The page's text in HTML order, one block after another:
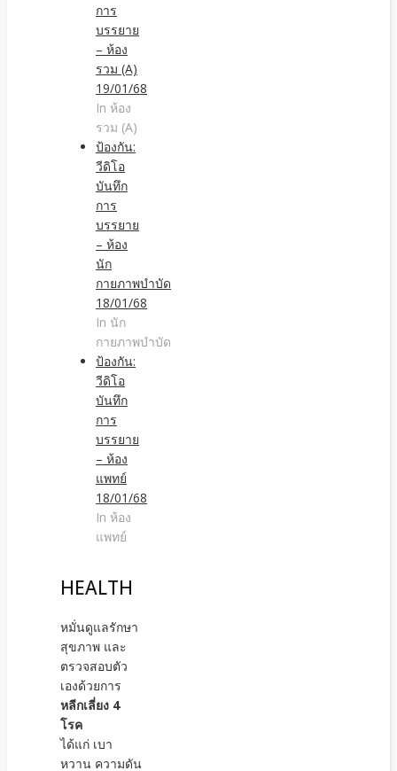
การ
บรรยาย
– ห้อง
รวม (A)
19/01/68
In ห้อง
รวม (A)
ป้องกัน:
วีดิโอ
บันทึก
การ
บรรยาย
– ห้อง
นัก
กายภาพบำบัด
18/01/68
In นัก
กายภาพบำบัด
ป้องกัน:
วีดิโอ
บันทึก
การ
บรรยาย
– ห้อง
แพทย์
18/01/68
In ห้อง
แพทย์
HEALTH
หมั่นดูแลรักษา
สุขภาพ และ
ตรวจสอบตัว
เองด้วยการ
หลีกเลี่ยง 4
โรค
ได้แก่ เบา
หวาน ความดัน